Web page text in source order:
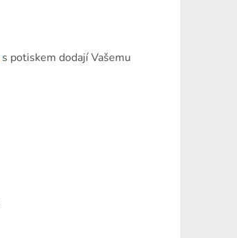
s potiskem dodají Vašemu